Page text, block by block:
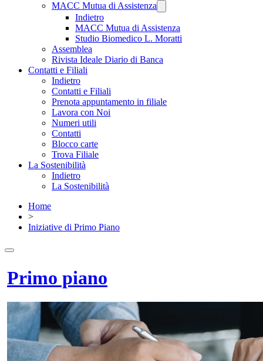
MACC Mutua di Assistenza
Indietro
MACC Mutua di Assistenza
Studio Biomedico L. Moratti
Assemblea
Rivista Ideale Diario di Banca
Contatti e Filiali
Indietro
Contatti e Filiali
Prenota appuntamento in filiale
Lavora con Noi
Numeri utili
Contatti
Blocco carte
Trova Filiale
La Sostenibilità
Indietro
La Sostenibilità
Home
>
Iniziative di Primo Piano
Primo piano